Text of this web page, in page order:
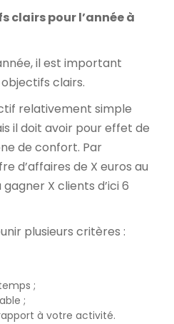
clairs pour l’année à
il est important
objectifs clairs.
relativement simple
il doit avoir pour effet de
de confort. Par
d’affaires de X euros au
X clients d’ici 6
plusieurs critères :
;
;
à votre activité.